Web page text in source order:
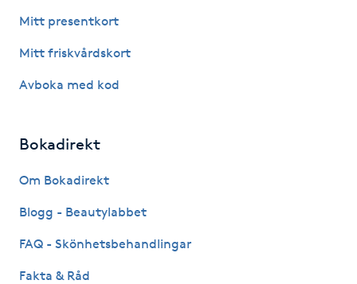
Kemisk peeling
Kinesisk medicin
Klangmassage
Mitt presentkort
Mitt friskvårdskort
Avboka med kod
Bokadirekt
Om Bokadirekt
Blogg - Beautylabbet
FAQ - Skönhetsbehandlingar
Fakta & Råd